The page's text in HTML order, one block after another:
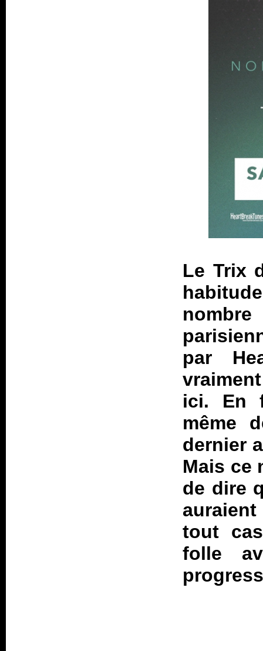
Le Trix
par
ici. En
même
dernier
Mais ce
de dire
tout
folle